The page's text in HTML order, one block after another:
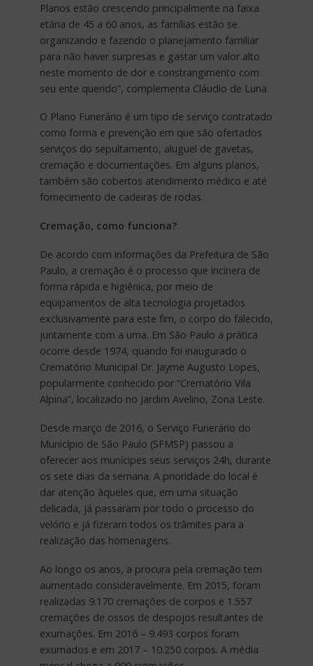
Planos estão crescendo principalmente na faixa
etária de 45 a 60 anos, as famílias estão se
organizando e fazendo o planejamento familiar
para não haver surpresas e gastar um valor alto
neste momento de dor e constrangimento com
seu ente querido”, complementa Cláudio de Luna.
O Plano Funerário é um tipo de serviço contratado
como forma e prevenção em que são ofertados
serviços do sepultamento, aluguel de gavetas,
cremação e documentações. Em alguns planos,
também são cobertos atendimento médico e até
fornecimento de cadeiras de rodas.
Cremação, como funciona?
De acordo com informações da Prefeitura de São
Paulo, a cremação é o processo que incinera de
forma rápida e higiênica, por meio de
equipamentos de alta tecnologia projetados
exclusivamente para este fim, o corpo do falecido,
juntamente com a urna. Em São Paulo a prática
ocorre desde 1974, quando foi inaugurado o
Crematório Municipal Dr. Jayme Augusto Lopes,
popularmente conhecido por “Crematório Vila
Alpina”, localizado no Jardim Avelino, Zona Leste.
Desde março de 2016, o Serviço Funerário do
Município de São Paulo (SFMSP) passou a
oferecer aos munícipes seus serviços 24h, durante
os sete dias da semana. A prioridade do local é
dar atenção àqueles que, em uma situação
delicada, já passaram por todo o processo do
velório e já fizeram todos os trâmites para a
realização das homenagens.
Ao longo os anos, a procura pela cremação tem
aumentado consideravelmente. Em 2015, foram
realizadas 9.170 cremações de corpos e 1.557
cremações de ossos de despojos resultantes de
exumações. Em 2016 – 9.493 corpos foram
exumados e em 2017 – 10.250 corpos. A média